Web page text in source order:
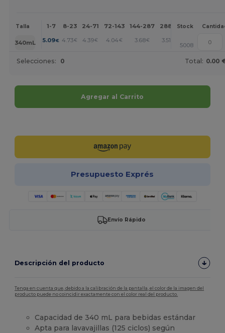
Talla 1-7 8-23 24-71 72-143 144-287 288 + Más
Stock
340mL 5.09€ 4.73€ 4.39€ 4.04€ 3.68€ 3.51 +
5008
Selecciones: 0 Total: 0.00
Agregar al Carrito
Presupuesto Exprés
Envío Rápido
Descripción del producto
Tenga en cuenta que, debido a la calibración de la pantalla, el color de la imagen del
producto puede no coincidir exactamente con el color real del producto.
Capacidad de 340 mL para bebidas estándar
Apta para lavavajillas (125 ciclos) según